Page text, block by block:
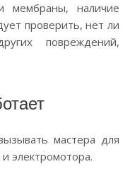
мембраны, наличие
проверить, нет ли
повреждений,
мастера для
электромотора.